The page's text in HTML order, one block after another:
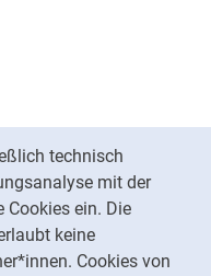
technisch
mit der
ein. Die
keine
Cookies von